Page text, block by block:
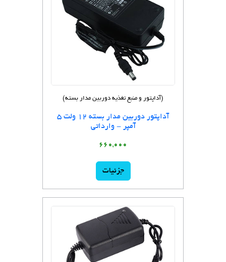
(آداپتور و منبع تغذیه دوربین مدار بسته)
آداپتور دوربین مدار بسته 12 ولت 5
آمپر - وارداتی
660,000
جزئیات